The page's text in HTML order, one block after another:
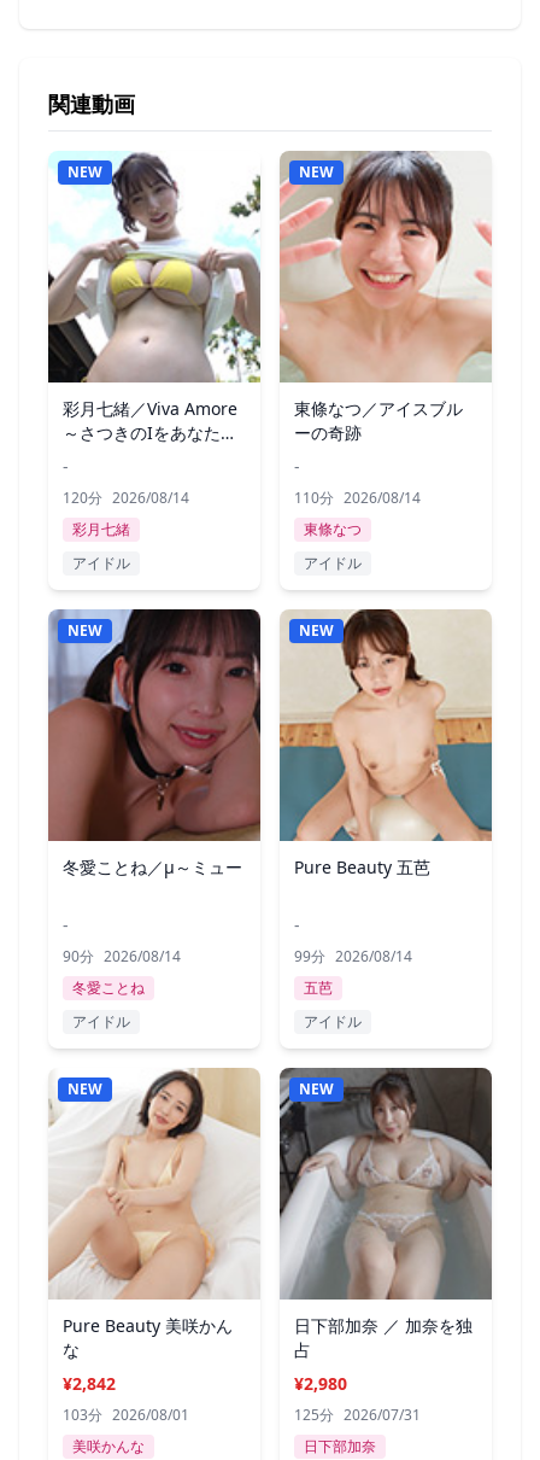
関連動画
NEW
彩月七緒／Viva Amore
～さつきのIをあなたに
-
120分 2026/08/14
彩月七緒
アイドル
NEW
東條なつ／アイスブル
ーの奇跡
-
110分 2026/08/14
東條なつ
アイドル
NEW
冬愛ことね／μ～ミュー
-
90分 2026/08/14
冬愛ことね
アイドル
NEW
Pure Beauty 五芭
-
99分 2026/08/14
五芭
アイドル
NEW
Pure Beauty 美咲かん
な
¥2,842
103分 2026/08/01
美咲かんな
NEW
日下部加奈 ／ 加奈を独
占
¥2,980
125分 2026/07/31
日下部加奈